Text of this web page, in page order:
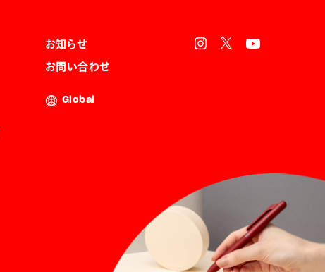
お知らせ
お問い合わせ
Global